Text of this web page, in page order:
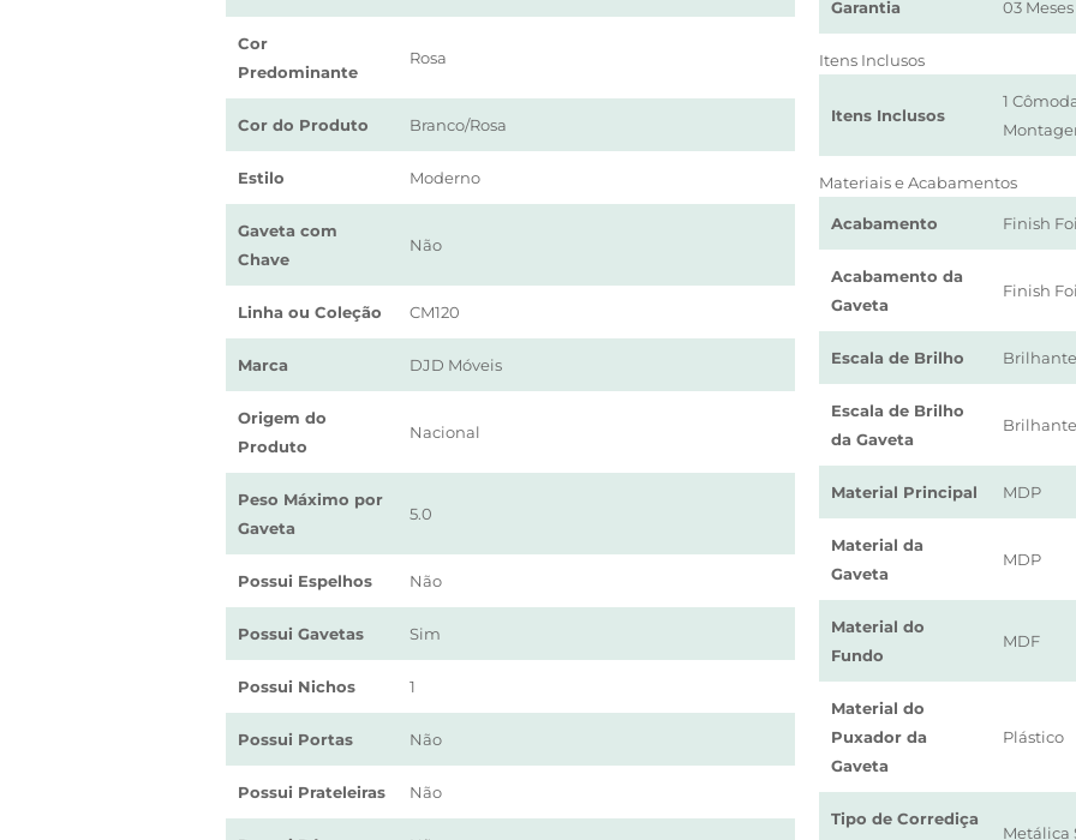
Cor
Predominante
Rosa
Cor do Produto Branco/Rosa
Estilo Moderno
Gaveta com
Chave
Não
Linha ou Coleção CM120
Marca DJD Móveis
Origem do
Produto
Nacional
Peso Máximo por
Gaveta
5.0
Possui Espelhos Não
Possui Gavetas Sim
Possui Nichos 1
Possui Portas Não
Possui Prateleiras Não
Garantia 03 Meses
Itens Inclusos
Itens Inclusos
1
Materiais e Acabamentos
Acabamento Finish
Acabamento da
Gaveta
Finish
Escala de Brilho Brilhante
Escala de Brilho
da Gaveta
Brilhante
Material Principal MDP
Material da
Gaveta
MDP
Material do
Fundo
MDF
Material do
Puxador da
Gaveta
Plástico
Tipo de Corrediça
Metálica